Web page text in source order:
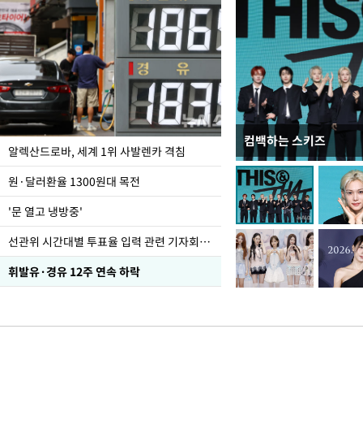
알렉산드로바, 세계 1위 사발렌카 격침
원·달러환율 1300원대 목전
'문 열고 냉방중'
선관위 시간대별 투표율 입력 관련 기자회견하는 주진우 의원
휘발유·경유 12주 연속 하락
컴백하는 스키즈
폭염 속 주말 풍경은?